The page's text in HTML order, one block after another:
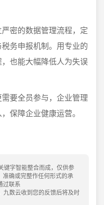
密的数据管理流程，定
务申报机制。用专业的
也能大幅降低人为失误
要全员参与，企业管理
保障企业健康运营。
键字智能整合而成，仅供参
准确或完整作任何形式的承
过联系
数云收到您的反馈后将及时